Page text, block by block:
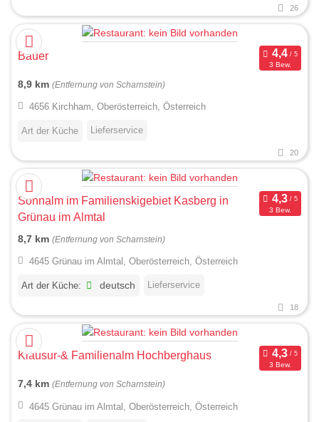
26
Bauer
3 Bew.
8,9 km (Entfernung von Scharnstein)
4656 Kirchham, Oberösterreich, Österreich
Art der Küche Lieferservice
20
Sonnalm im Familienskigebiet Kasberg in
Grünau im Almtal
3 Bew.
8,7 km (Entfernung von Scharnstein)
4645 Grünau im Almtal, Oberösterreich, Österreich
Art der Küche: deutsch Lieferservice
18
Klausur-& Familienalm Hochberghaus
3 Bew.
7,4 km (Entfernung von Scharnstein)
4645 Grünau im Almtal, Oberösterreich, Österreich